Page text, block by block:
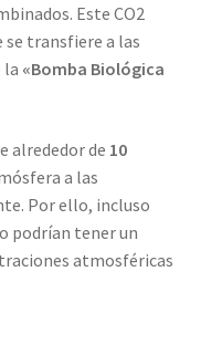
Este CO2​
se transfiere a las
la «Bomba Biológica
alrededor de 10
a las
Por ello, incluso
podrían tener un
atmosféricas